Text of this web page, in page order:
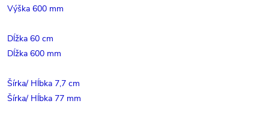
Výška 600 mm
Dĺžka 60 cm
Dĺžka 600 mm
Šírka/ Hĺbka 7,7 cm
Šírka/ Hĺbka 77 mm